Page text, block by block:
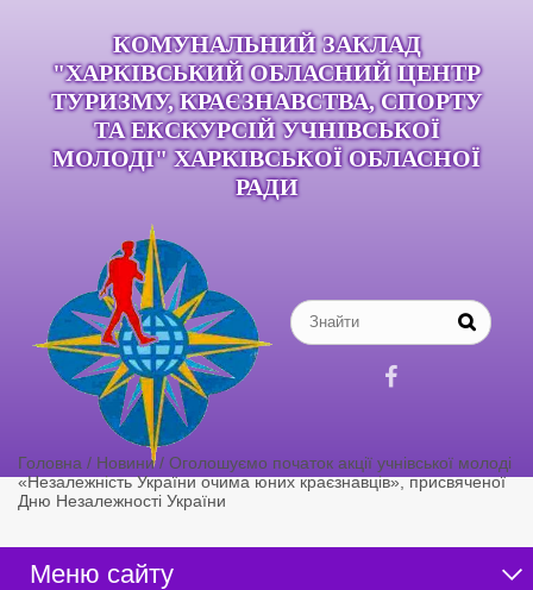
КОМУНАЛЬНИЙ ЗАКЛАД
"ХАРКІВСЬКИЙ ОБЛАСНИЙ ЦЕНТР
ТУРИЗМУ, КРАЄЗНАВСТВА, СПОРТУ
ТА ЕКСКУРСІЙ УЧНІВСЬКОЇ
МОЛОДІ" ХАРКІВСЬКОЇ ОБЛАСНОЇ
РАДИ

Головна / Новини / Оголошуємо початок акції учнівської молоді
«Незалежність України очима юних краєзнавців», присвяченої
Дню Незалежності України
Меню сайту